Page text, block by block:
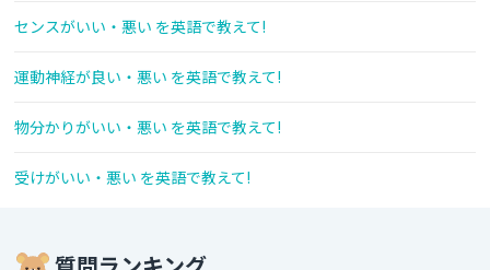
センスがいい・悪い を英語で教えて!
運動神経が良い・悪い を英語で教えて!
物分かりがいい・悪い を英語で教えて!
受けがいい・悪い を英語で教えて!